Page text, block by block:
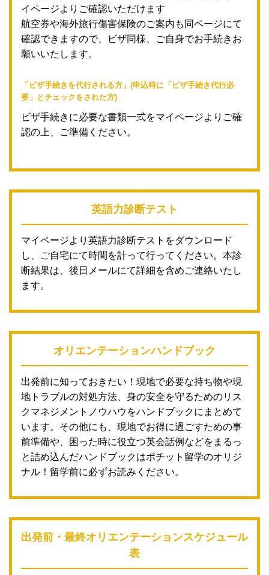
イページよりご確認いただけます
航空券や海外旅行傷害保険のご案内も同ページにて
確認できますので、ビザ同様、ご自身でお手続きお
願いいたします。
「ビザ手続きを代行される方」(申込時に「ビザ手続き代行必
要」とチェックをされた方)
ビザ手続きに必要な書類一式をマイページよりご確
認の上、ご準備ください。
英語力診断テスト
マイページより英語力診断テストをダウンロード
し、ご自宅にて時間を計って行ってください。本診
断結果は、後日メールにて詳細を含めご連絡いたし
ます。
オリエンテーションハンドブック
出発前に知っておきたい！現地で必要な持ち物や現
地トラブルの対処方法、身の安全を守るためのリス
クマネジメントノウハウをハンドブックにまとめて
います。その他にも、現地でお得に過ごすための事
前準備や、困った時に役立つ英会話例などをまるっ
と詰め込んだハンドブックはポチット留学のオリジ
ナル！留学前に必ずお読みください。
出発前・最終オリエンテーションスケジュール
表